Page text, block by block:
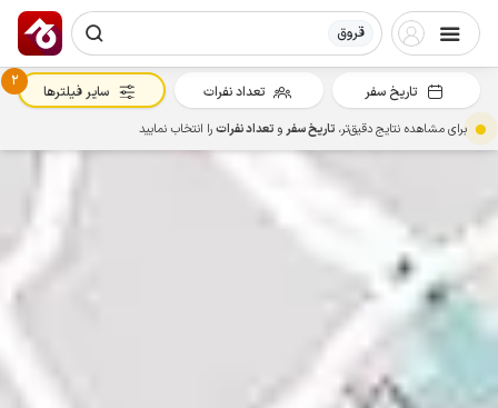
قروق
تاریخ سفر تعداد نفرات
2
سایر فیلترها
برای مشاهده نتایج دقیق‌تر، تاریخ سفرو تعداد نفراترا انتخاب نمایید